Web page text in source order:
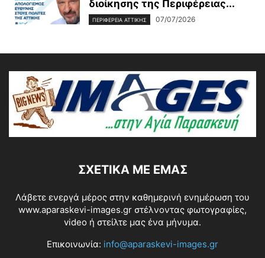
διοίκησης της Περιφέρειας...
ΠΕΡΙΦΕΡΕΙΑ ΑΤΤΙΚΗΣ 07/07/2026
ΣΧΕΤΙΚΆ ΜΕ ΕΜΆΣ
Λάβετε ενεργά μέρος στην καθημερινή ενημέρωση του
www.aparaskevi-images.gr στέλνοντας φωτογραφίες,
video ή στείλτε μας ένα μήνυμα.
Επικοινωνία: info@aparaskevi-images.gr